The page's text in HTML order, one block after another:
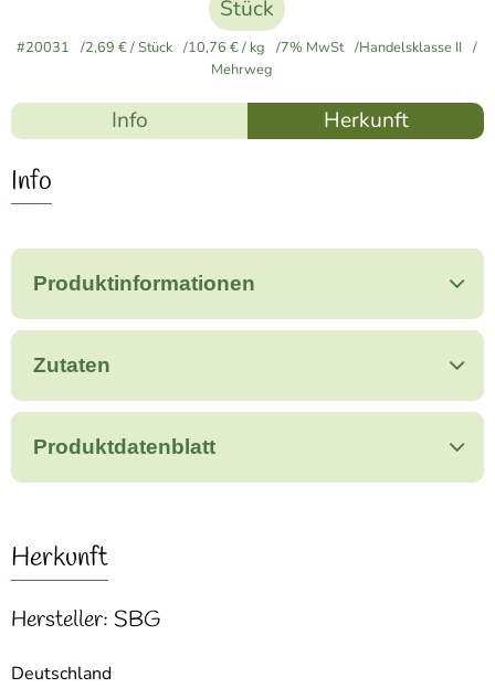
Stück
#20031 2,69 €/ Stück 10,76 €/ kg 7% MwSt
Handelsklasse II
Mehrweg
Info Herkunft
Info
Produktinformationen
Zutaten
Produktdatenblatt
Herkunft
Hersteller: SBG
Deutschland